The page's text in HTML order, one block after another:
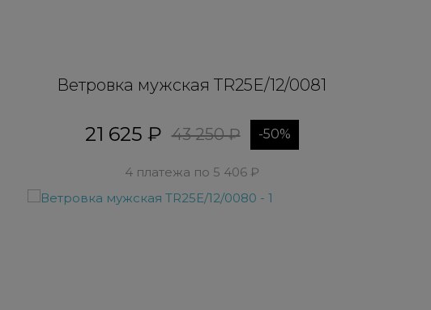
Ветровка мужская TR25E/12/0081
21 625 ₽ 43 250 ₽ -50%
4 платежа по 5 406 ₽